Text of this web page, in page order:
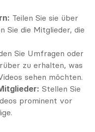
Teilen Sie sie über
Sie die Mitglieder, die
Sie Umfragen oder
zu erhalten, was
sehen möchten.
Stellen Sie
prominent vor